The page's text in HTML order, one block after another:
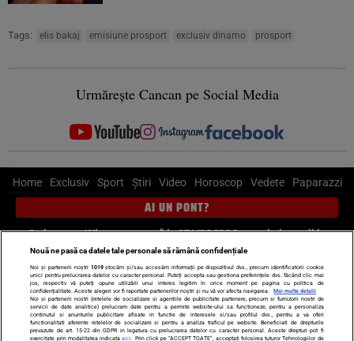
Tags: elis bakaj emisiune prosport exclusiv dinamo prosport
Urmărește Cancan pe Social Media
Home Exclusiv Sport Știri Video Horoscop Vedete Paparazzi
AI UN PONT?
Scrie-ne pe Whatsapp, sună la 0741226226 sau trimite mail la
pont@cancan.ro
Știri interne Știri externe
Politică
Ultimele stiri
Diete Insula Iubirii Dictionar de vise
LIFE STYLE
Horoscop
Nouă ne pasă ca datele tale personale să rămână confidențiale
Noi și partenerii noștri 1019stocăm și/sau accesăm informații pe dispozitivul dvs., precum identificatorii cookie
unici pentru prelucrarea datelor cu caracter personal. Puteți accepta sau gestiona preferințele dvs. făcând clic mai
jos, respectiv vă puteți opune utilizării unui interes legitim în orice moment pe pagina cu politica de
confidențialitate. Aceste alegeri vor fi raportate partenerilor noștri și nu vă vor afecta navigarea.
Mai multe detalii
Noi si partenerii nostri (retelele de socializare si agentiile de publicitate partenere, precum si furnizorii nostri de
servicii de date analitice) prelucram date pentru a permite website-ului sa functioneze, pentru a personaliza
continutul si anunturile publicitare afisate in functie de interesele si/sau profilul dvs., pentru a va oferi
functionalitati aferente retelelor de socializare si pentru a analiza traficul pe website. Beneficiati de drepturile
prevazute de art. 15-22 din GDPR in legatura cu prelucrarea datelor cu caracter personal. Aceste drepturi pot fi
exercitate prin modalitatea indicataaici . Prin click pe “ACCEPT TOATE”, acceptati folosirea tuturor Tehnologiilor de